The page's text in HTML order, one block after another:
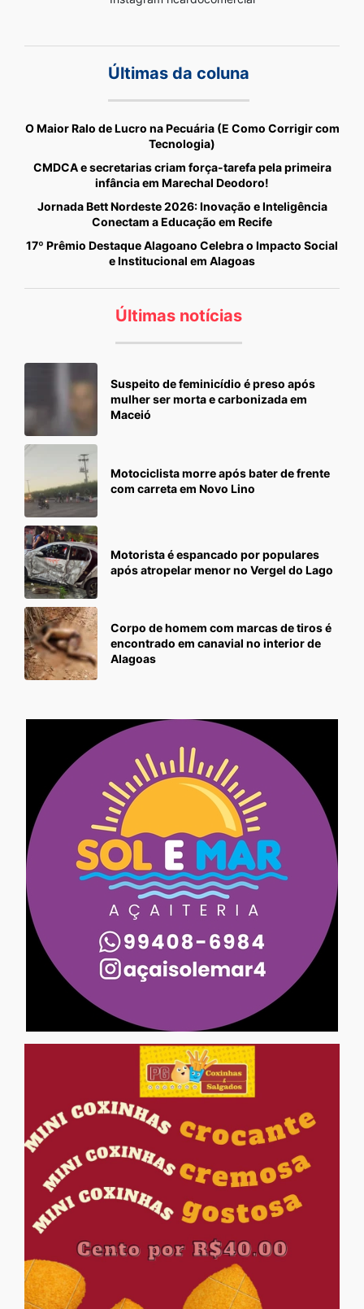
Últimas da coluna
O Maior Ralo de Lucro na Pecuária (E Como Corrigir com
Tecnologia)
CMDCA e secretarias criam força-tarefa pela primeira
infância em Marechal Deodoro!
Jornada Bett Nordeste 2026: Inovação e Inteligência
Conectam a Educação em Recife
17º Prêmio Destaque Alagoano Celebra o Impacto Social
e Institucional em Alagoas
Últimas notícias
Suspeito de feminicídio é preso após
mulher ser morta e carbonizada em
Maceió
Motociclista morre após bater de frente
com carreta em Novo Lino
Motorista é espancado por populares
após atropelar menor no Vergel do Lago
Corpo de homem com marcas de tiros é
encontrado em canavial no interior de
Alagoas